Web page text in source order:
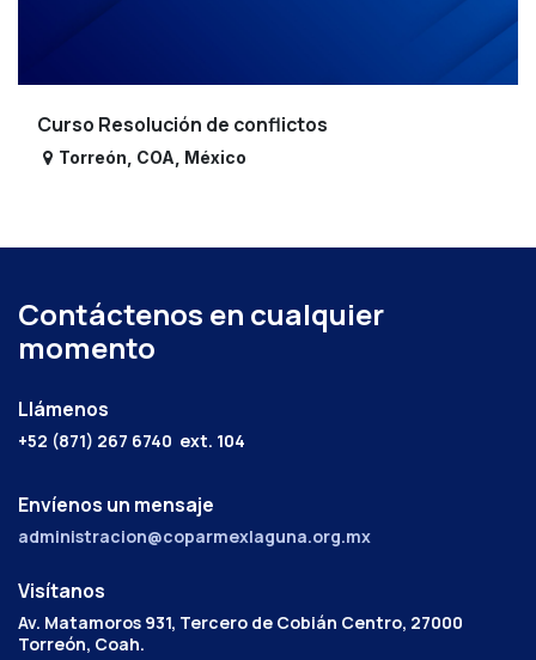
Curso Resolución de conflictos
Torreón COA México
Contáctenos en cualquier
momento
Llámenos
+52 (871) 267 6740 ext. 104
Envíenos un mensaje
administracion@coparmexlaguna.org.mx
Visítanos
Av. Matamoros 931, Tercero de Cobián Centro, 27000
Torreón, Coah.